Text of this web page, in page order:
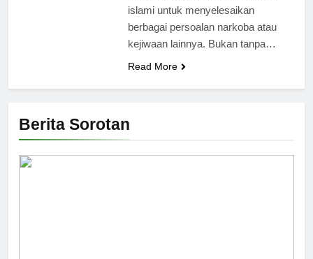
Berita Sorotan
islami untuk menyelesaikan
berbagai persoalan narkoba atau
kejiwaan lainnya. Bukan tanpa…
Read More